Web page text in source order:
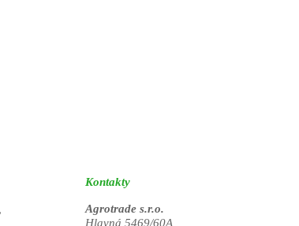
Kontakty
Agrotrade s.r.o.
Hlavná 5469/60A